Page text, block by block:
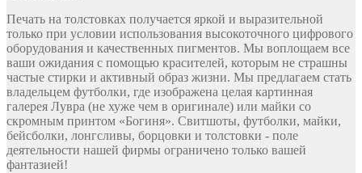
Печать на толстовках получается яркой и выразительной
только при условии использования высокоточного цифрового
оборудования и качественных пигментов. Мы воплощаем все
ваши ожидания с помощью красителей, которым не страшны
частые стирки и активный образ жизни. Мы предлагаем стать
владельцем футболки, где изображена целая картинная
галерея Лувра (не хуже чем в оригинале) или майки со
скромным принтом «Богиня». Свитшоты, футболки, майки,
бейсболки, лонгсливы, борцовки и толстовки - поле
деятельности нашей фирмы ограничено только вашей
фантазией!